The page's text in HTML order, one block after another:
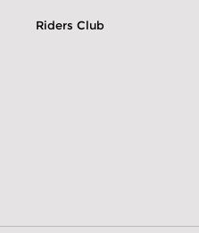
Riders Club